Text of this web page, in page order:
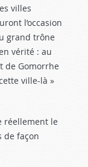
villes
l’occasion
grand trône
vérité : au
de Gomorrhe
ville-là »
réellement le
de façon